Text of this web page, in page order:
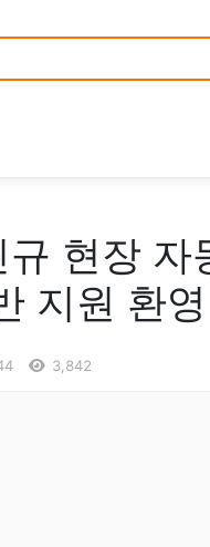
규 현장
지원 환영
3,842